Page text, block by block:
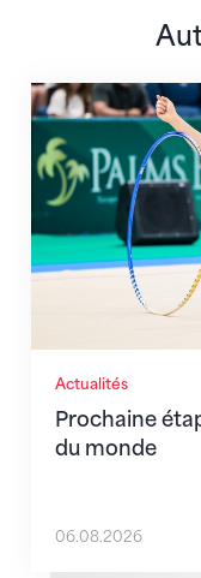
Actualités
Prochaine
du monde
Prochaine étape
06.08.2026